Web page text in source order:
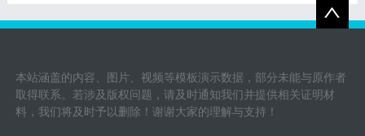
本站涵盖的内容、图片、视频等模板演示数据，部分未能与原作者
取得联系。若涉及版权问题，请及时通知我们并提供相关证明材
料，我们将及时予以删除！谢谢大家的理解与支持！